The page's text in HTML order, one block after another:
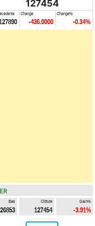
127454
Change
-436.0000
Change%
-0.34%
Bas Clôture
127454
Gain%
-3.91%